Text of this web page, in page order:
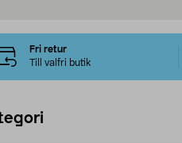
Fri retur
Till valfri butik